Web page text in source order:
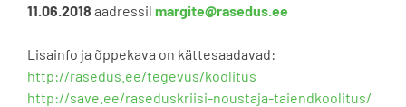
11.06.2018 aadressil margite@rasedus.ee
Lisainfo ja õppekava on kättesaadavad:
http://rasedus.ee/tegevus/koolitus
http://save.ee/raseduskriisi-noustaja-taiendkoolitus/